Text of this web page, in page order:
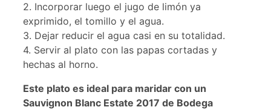
2. Incorporar luego el jugo de limón ya
exprimido, el tomillo y el agua.
3. Dejar reducir el agua casi en su totalidad.
4. Servir al plato con las papas cortadas y
hechas al horno.
Este plato es ideal para maridar con un
Sauvignon Blanc Estate 2017 de Bodega